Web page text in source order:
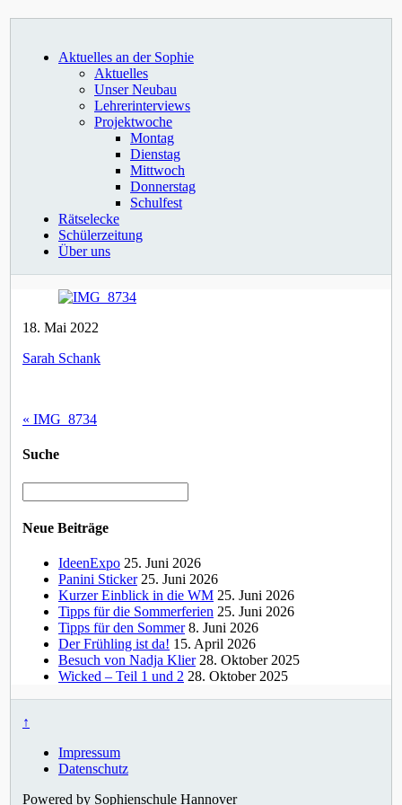
Aktuelles an der Sophie
Aktuelles
Unser Neubau
Lehrerinterviews
Projektwoche
Montag
Dienstag
Mittwoch
Donnerstag
Schulfest
Rätselecke
Schülerzeitung
Über uns
18. Mai 2022
Sarah Schank
« IMG_8734
Suche
Neue Beiträge
IdeenExpo 25. Juni 2026
Panini Sticker 25. Juni 2026
Kurzer Einblick in die WM 25. Juni 2026
Tipps für die Sommerferien 25. Juni 2026
Tipps für den Sommer 8. Juni 2026
Der Frühling ist da! 15. April 2026
Besuch von Nadja Klier 28. Oktober 2025
Wicked – Teil 1 und 2 28. Oktober 2025
↑
Impressum
Datenschutz
Powered by Sophienschule Hannover